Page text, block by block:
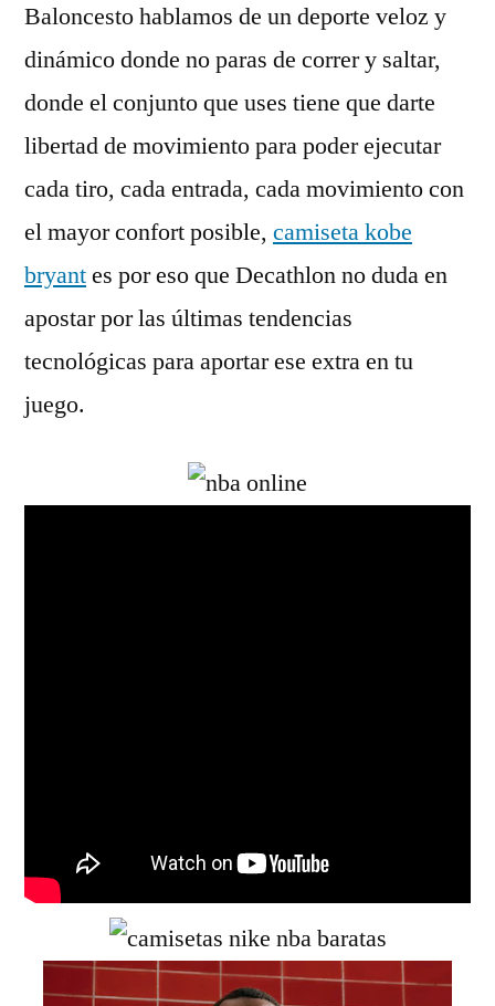
Baloncesto hablamos de un deporte veloz y
dinámico donde no paras de correr y saltar,
donde el conjunto que uses tiene que darte
libertad de movimiento para poder ejecutar
cada tiro, cada entrada, cada movimiento con
el mayor confort posible, camiseta kobe
bryantes por eso que Decathlon no duda en
apostar por las últimas tendencias
tecnológicas para aportar ese extra en tu
juego.